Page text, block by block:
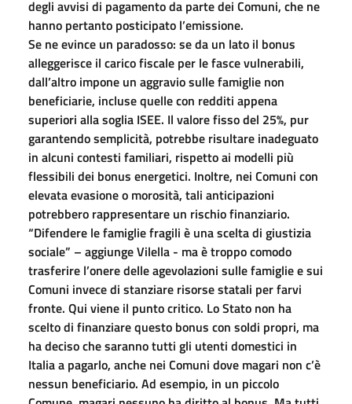
degli avvisi di pagamento da parte dei Comuni, che ne
hanno pertanto posticipato l’emissione.
Se ne evince un paradosso: se da un lato il bonus
alleggerisce il carico fiscale per le fasce vulnerabili,
dall’altro impone un aggravio sulle famiglie non
beneficiarie, incluse quelle con redditi appena
superiori alla soglia ISEE. Il valore fisso del 25%, pur
garantendo semplicità, potrebbe risultare inadeguato
in alcuni contesti familiari, rispetto ai modelli più
flessibili dei bonus energetici. Inoltre, nei Comuni con
elevata evasione o morosità, tali anticipazioni
potrebbero rappresentare un rischio finanziario.
“Difendere le famiglie fragili è una scelta di giustizia
sociale” – aggiunge Vilella - ma è troppo comodo
trasferire l’onere delle agevolazioni sulle famiglie e sui
Comuni invece di stanziare risorse statali per farvi
fronte. Qui viene il punto critico. Lo Stato non ha
scelto di finanziare questo bonus con soldi propri, ma
ha deciso che saranno tutti gli utenti domestici in
Italia a pagarlo, anche nei Comuni dove magari non c’è
nessun beneficiario. Ad esempio, in un piccolo